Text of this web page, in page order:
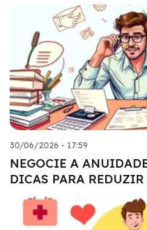
30/06/2026 - 17:59
NEGOCIE A
DICAS PARA REDUZIR